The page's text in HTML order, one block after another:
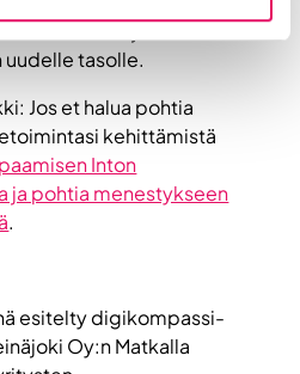
tekeviä ja vievät
tasolle.
Jos et halua pohtia
kehittämistä
Inton
ja pohtia menestykseen
.
esitelty digikompassi-
Oy:n Matkalla